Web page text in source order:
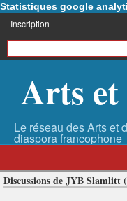
Statistiques google
Inscription
Arts
Discussions de JYB Slamlitt